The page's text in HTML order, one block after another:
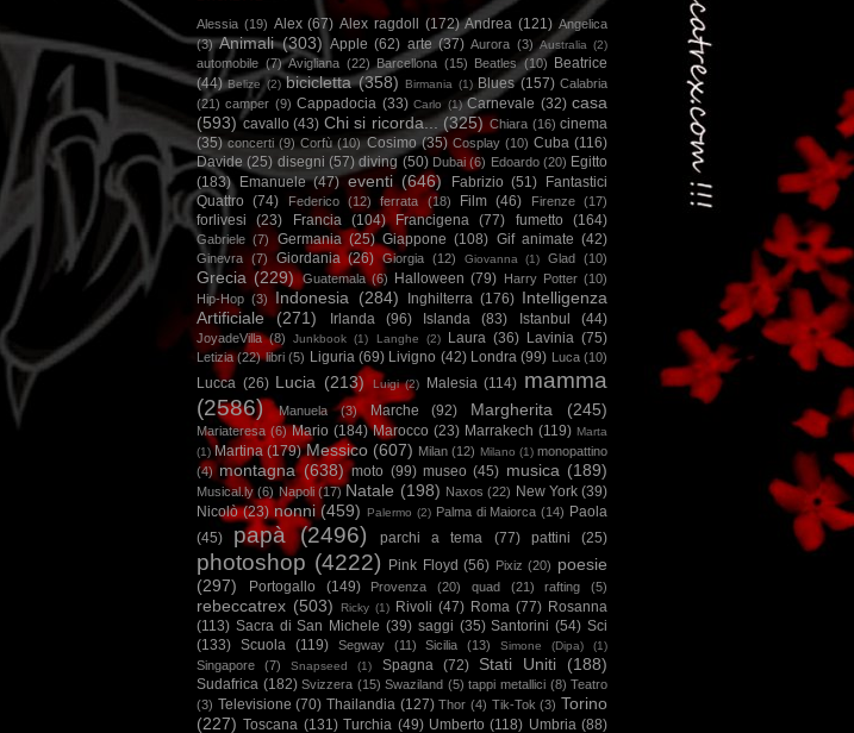
Alessia (19) Alex (67) Alex ragdoll (172) Andrea (121) Angelica
(3) Animali (303) Apple (62) arte (37) Aurora (3) Australia (2)
automobile (7) Avigliana (22) Barcellona (15) Beatles (10)
Beatrice
(44) Belize (2) bicicletta (358) Birmania (1) Blues (157) Calabria
(21) camper (9) Cappadocia (33) Carlo (1) Carnevale (32) casa
(593) cavallo (43) Chi si ricorda... (325) Chiara (16) cinema
(35) concerti (9) Corfù (10) Cosimo (35) Cosplay (10) Cuba (116)
Davide (25) disegni (57) diving (50) Dubai (6) Edoardo (20) Egitto
(183)
Emanuele (47) eventi (646) Fabrizio (51)
Fantastici
Quattro (74) Federico (12) ferrata (18) Film (46) Firenze (17)
forlivesi (23) Francia (104) Francigena (77) fumetto (164)
Gabriele (7) Germania (25) Giappone (108) Gif animate (42)
Ginevra (7) Giordania (26) Giorgia (12) Giovanna (1) Glad (10)
Grecia (229) Guatemala (6) Halloween (79) Harry Potter (10)
Hip-Hop (3) Indonesia (284) Inghilterra (176) Intelligenza
Artificiale
(271) Irlanda (96) Islanda (83) Istanbul (44)
JoyadeVilla (8) Junkbook (1) Langhe (2) Laura (36) Lavinia (75)
Letizia (22) libri (5) Liguria (69) Livigno (42) Londra (99) Luca (10)
Lucca (26) Lucia (213) Luigi (2) Malesia (114) mamma
(2586)
Manuela (3) Marche (92) Margherita (245)
Mariateresa (6) Mario (184) Marocco (23) Marrakech (119) Marta
(1) Martina (179) Messico (607) Milan (12) Milano (1) monopattino
(4) montagna (638) moto (99) museo (45) musica (189)
Musical.ly (6) Napoli (17) Natale (198) Naxos (22) New York (39)
Nicolò (23) nonni (459) Palermo (2) Palma di Maiorca (14) Paola
(45)
papà (2496) parchi a tema (77) pattini (25)
photoshop (4222) Pink Floyd (56) Pixiz (20) poesie
(297)
Portogallo (149) Provenza (20) quad (21) rafting (5)
rebeccatrex (503) Ricky (1) Rivoli (47) Roma (77) Rosanna
(113) Sacra di San Michele (39) saggi (35) Santorini (54) Sci
(133) Scuola (119) Segway (11) Sicilia (13) Simone (Dipa) (1)
Singapore (7) Snapseed (1) Spagna (72) Stati Uniti (188)
Sudafrica (182) Svizzera (15) Swaziland (5) tappi metallici (8) Teatro
(3) Televisione (70) Thailandia (127) Thor (4) Tik-Tok (3) Torino
(227) Toscana (131) Turchia (49) Umberto (118) Umbria (88)